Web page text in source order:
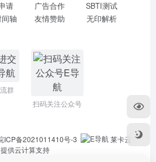
请
轴
广告合作
友情赞助
SBTI测试
无印解析
群
扫码关注公众号
ICP备2021011410号-3
莱卡云
提供云计算支持